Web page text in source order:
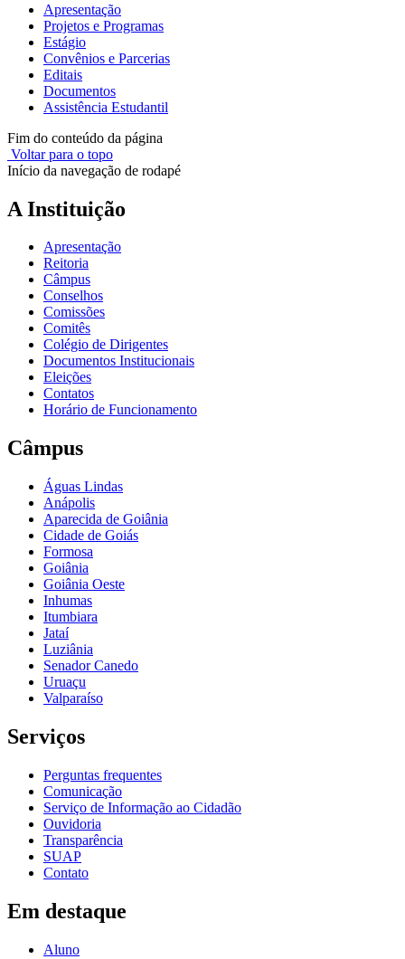
Apresentação
Projetos e Programas
Estágio
Convênios e Parcerias
Editais
Documentos
Assistência Estudantil
Fim do conteúdo da página
Voltar para o topo
Início da navegação de rodapé
A Instituição
Apresentação
Reitoria
Câmpus
Conselhos
Comissões
Comitês
Colégio de Dirigentes
Documentos Institucionais
Eleições
Contatos
Horário de Funcionamento
Câmpus
Águas Lindas
Anápolis
Aparecida de Goiânia
Cidade de Goiás
Formosa
Goiânia
Goiânia Oeste
Inhumas
Itumbiara
Jataí
Luziânia
Senador Canedo
Uruaçu
Valparaíso
Serviços
Perguntas frequentes
Comunicação
Serviço de Informação ao Cidadão
Ouvidoria
Transparência
SUAP
Contato
Em destaque
Aluno